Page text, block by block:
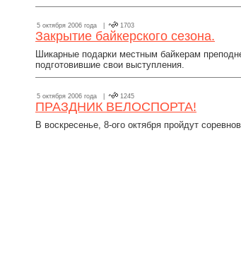
5 октября 2006 года | 1703
Закрытие байкерского сезона.
Шикарные подарки местным байкерам
подготовившие свои выступления.
5 октября 2006 года | 1245
ПРАЗДНИК ВЕЛОСПОРТА!
В воскресенье, 8-ого октября пройдут